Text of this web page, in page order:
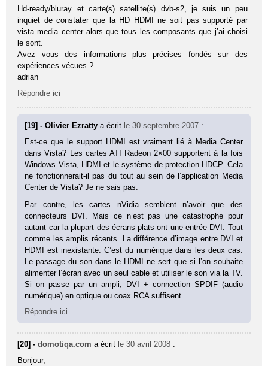
Hd-ready/bluray et carte(s) satellite(s) dvb-s2, je suis un peu
inquiet de constater que la HD HDMI ne soit pas supporté par
vista media center alors que tous les composants que j’ai choisi
le sont.
Avez vous des informations plus précises fondés sur des
expériences vécues ?
adrian
Répondre ici
[19] - Olivier Ezrattya écrit le 30 septembre 2007 :
Est-ce que le support HDMI est vraiment lié à Media Center
dans Vista? Les cartes ATI Radeon 2×00 supportent à la fois
Windows Vista, HDMI et le système de protection HDCP. Cela
ne fonctionnerait-il pas du tout au sein de l’application Media
Center de Vista? Je ne sais pas.
Par contre, les cartes nVidia semblent n’avoir que des
connecteurs DVI. Mais ce n’est pas une catastrophe pour
autant car la plupart des écrans plats ont une entrée DVI. Tout
comme les amplis récents. La différence d’image entre DVI et
HDMI est inexistante. C’est du numérique dans les deux cas.
Le passage du son dans le HDMI ne sert que si l’on souhaite
alimenter l’écran avec un seul cable et utiliser le son via la TV.
Si on passe par un ampli, DVI + connection SPDIF (audio
numérique) en optique ou coax RCA suffisent.
Répondre ici
[20] -domotiqa.com a écrit le 30 avril 2008 :
Bonjour,